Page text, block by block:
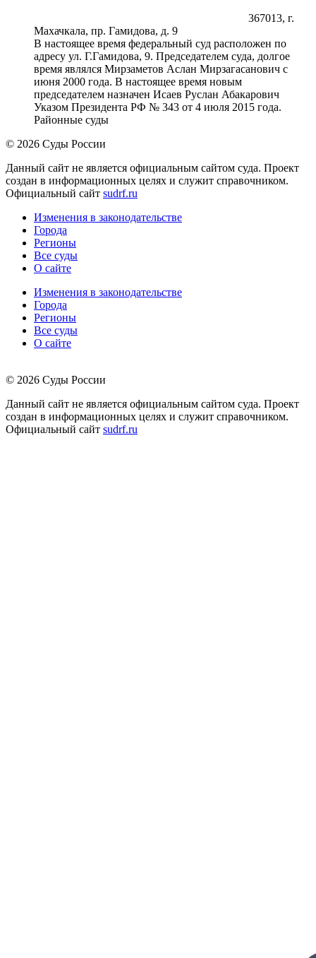
367013, г.
Махачкала, пр. Гамидова, д. 9
В настоящее время федеральный суд расположен по
адресу ул. Г.Гамидова, 9. Председателем суда, долгое
время являлся Мирзаметов Аслан Мирзагасанович с
июня 2000 года. В настоящее время новым
председателем назначен Исаев Руслан Абакарович
Указом Президента РФ № 343 от 4 июля 2015 года.
Районные суды
© 2026 Суды России
Данный сайт не является официальным сайтом суда. Проект
создан в информационных целях и служит справочником.
Официальный сайт sudrf.ru
Изменения в законодательстве
Города
Регионы
Все суды
О сайте
Изменения в законодательстве
Города
Регионы
Все суды
О сайте
© 2026 Суды России
Данный сайт не является официальным сайтом суда. Проект
создан в информационных целях и служит справочником.
Официальный сайт sudrf.ru